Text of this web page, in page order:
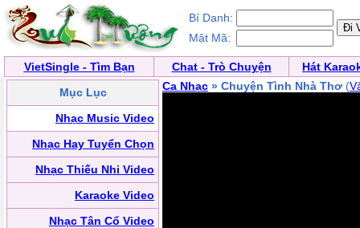
Bí Danh:
Mật Mã:
VietSingle - Tìm Bạn Chat - Trò Chuyện
Hát
Mục Lục
Nhạc Music Video
Nhạc Hay Tuyển Chọn
Nhạc Thiếu Nhi Video
Karaoke Video
Nhạc Tân Cổ Video
Ca Nhạc » Chuyện Tình Nhà Thơ (